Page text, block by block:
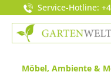
Zur
Service-Hotline:
Möbel, Ambiente &